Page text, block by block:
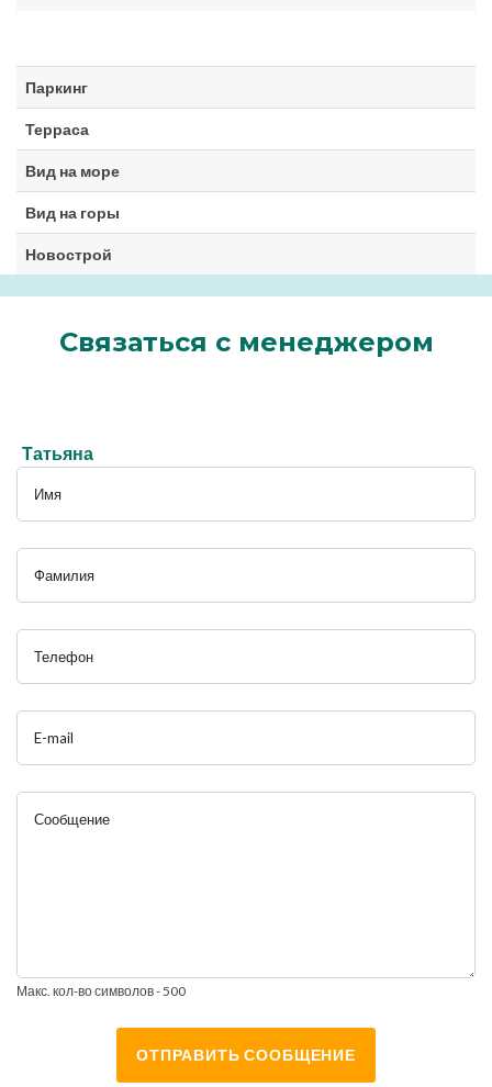
Паркинг
Терраса
Вид на море
Вид на горы
Новострой
Связаться с менеджером
Татьяна
Имя
Фамилия
Телефон
E-mail
Сообщение
Макс. кол-во символов - 500
ОТПРАВИТЬ СООБЩЕНИЕ